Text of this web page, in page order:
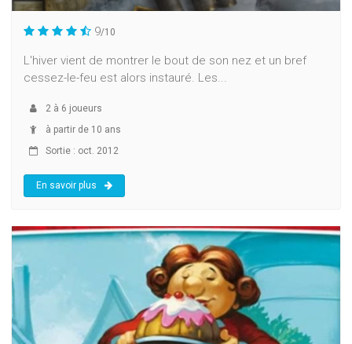
9/10
L'hiver vient de montrer le bout de son nez et un bref
cessez-le-feu est alors instauré. Les...
2 à 6 joueurs
à partir de 10 ans
Sortie : oct. 2012
En savoir plus